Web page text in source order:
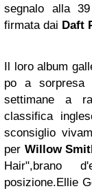
segnalo alla
firmata dai Daft
Il loro album
po a sorpresa
settimane a
classifica
sconsiglio
per Willow
Hair",brano
posizione.Ellie